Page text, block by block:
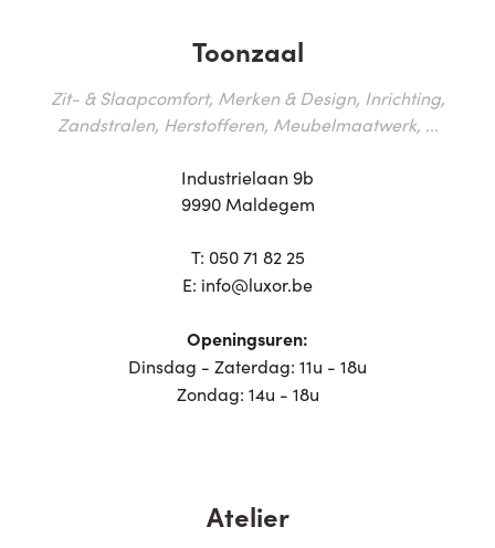
Toonzaal
Zit- & Slaapcomfort, Merken & Design, Inrichting,
Zandstralen, Herstofferen, Meubelmaatwerk, ...
Industrielaan 9b
9990 Maldegem
T: 050 71 82 25
E: info@luxor.be
Openingsuren:
Dinsdag - Zaterdag: 11u - 18u
Zondag: 14u - 18u
Atelier